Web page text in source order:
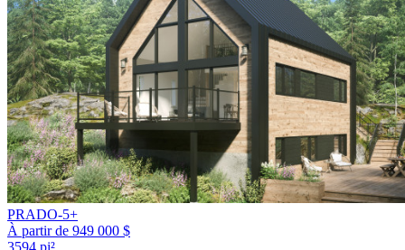
PRADO-5+
À partir de 949 000 $